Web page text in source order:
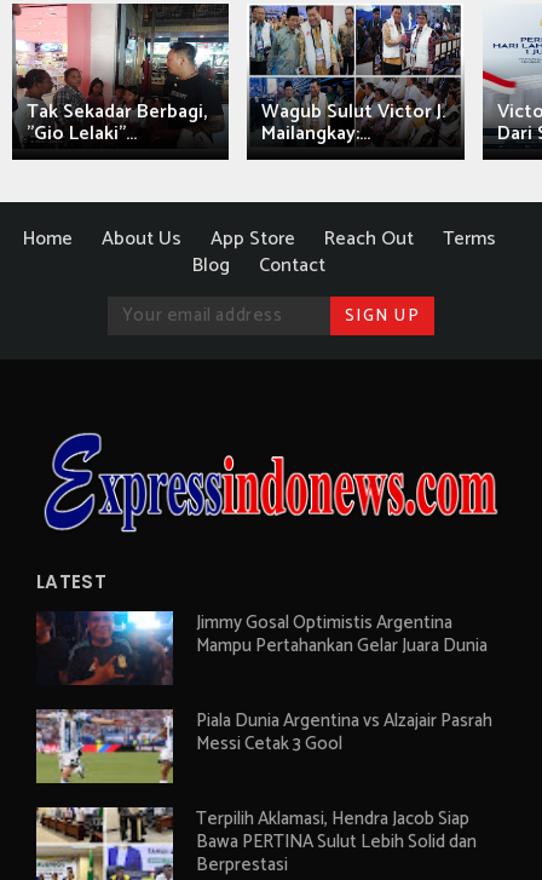
Tak Sekadar Berbagi,
"Gio Lelaki"...
Wagub Sulut Victor J.
Mailangkay:... Dari
Home About Us App Store Reach Out
Terms
Blog
Contact
LATEST
Jimmy Gosal Optimistis Argentina
Mampu Pertahankan Gelar Juara Dunia
Piala Dunia Argentina vs Alzajair Pasrah
Messi Cetak 3 Gool
Terpilih Aklamasi, Hendra Jacob Siap
Bawa PERTINA Sulut Lebih Solid dan
Berprestasi